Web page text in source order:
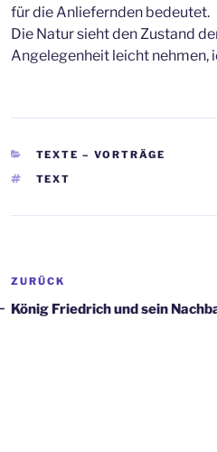
für die Anliefernden bedeutet.
Die Natur sieht den Zustand
Angelegenheit leicht nehmen,
KATEGORIEN
TEXTE – VORTRÄGE
SCHLAGWÖRTER
TEXT
Beitragsnavigation
Vorheriger
Beitrag
ZURÜCK
König Friedrich und sein